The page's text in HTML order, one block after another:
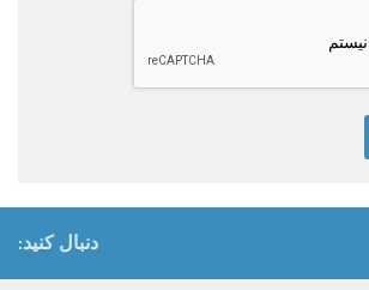
دنبال کنید: